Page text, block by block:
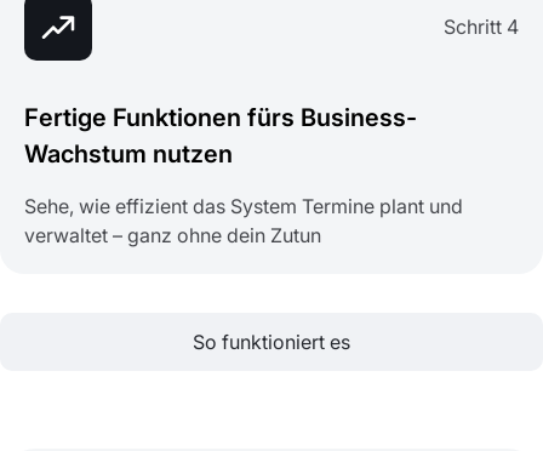
Schritt 4
Fertige Funktionen fürs Business-
Wachstum nutzen
Sehe, wie effizient das System Termine plant und
verwaltet – ganz ohne dein Zutun
So funktioniert es